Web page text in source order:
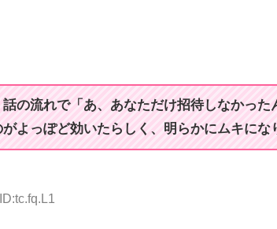
の流れで「あ、あなただけ招待しなかっ
よっぽど効いたらしく、明らかにムキにな